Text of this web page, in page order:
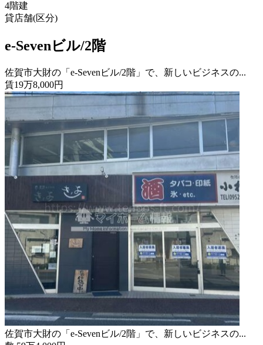
4階建
貸店舗(区分)
e-Sevenビル/2階
佐賀市大財の「e-Sevenビル/2階」で、新しいビジネスの...
賃19万8,000円
佐賀市大財の「e-Sevenビル/2階」で、新しいビジネスの...